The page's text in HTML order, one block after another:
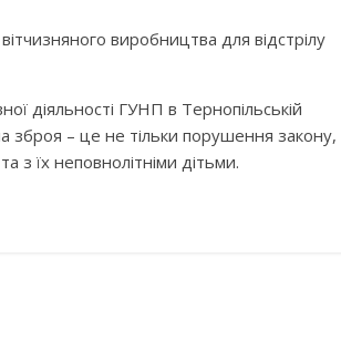
виробництва для відстрілу
діяльності ГУНП в Тернопільській
– це не тільки порушення закону,
з їх неповнолітніми дітьми.